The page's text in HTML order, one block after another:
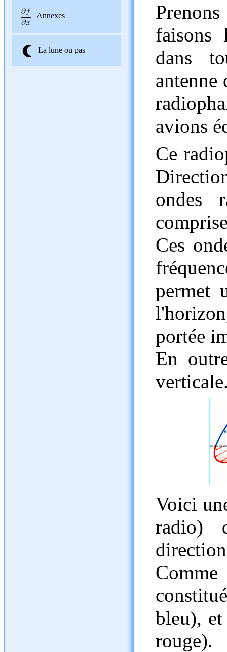
Annexes
La lune ou pas
faisons
dans
antenne
avions
Ce
ondes
Ces
permet
portée
En
Voici
radio)
bleu),
rouge).